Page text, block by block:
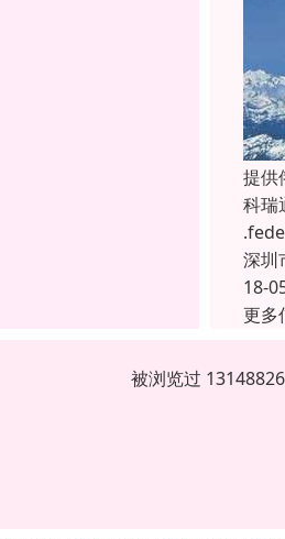
提供
科瑞
深圳
18-
更多
被浏览过